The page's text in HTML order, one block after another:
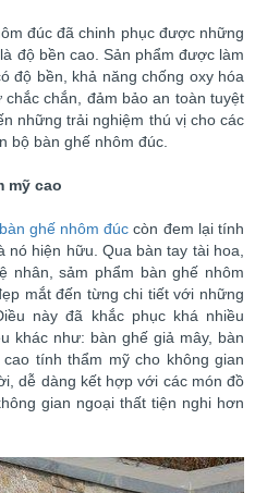
đúc đã chinh phục được những
độ bền cao. Sản phẩm được làm
độ bền, khả năng chống oxy hóa
chắn, đảm bảo an toàn tuyệt
những trải nghiệm thú vị cho các
bộ bàn ghế nhôm đúc.
mỹ cao
bàn ghế nhôm đúc còn đem lại tính
nó hiện hữu. Qua bàn tay tài hoa,
nhân, sảm phẩm bàn ghế nhôm
mắt đến từng chi tiết với những
này đã khắc phục khá nhiều
khác như: bàn ghế giả mây, bàn
tính thẩm mỹ cho không gian
dễ dàng kết hợp với các món đồ
gian ngoại thất tiện nghi hơn